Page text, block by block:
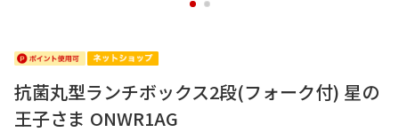
1 2
抗菌丸型ランチボックス2段(フォーク付) 星の
王子さま ONWR1AG